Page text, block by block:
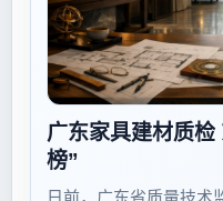
广东家具建材质
榜”